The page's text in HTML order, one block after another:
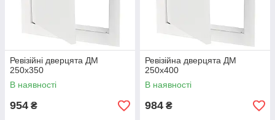
Ревізійні дверцята ДМ
250х350
В наявності
954 ₴
Ревізійна дверцята ДМ
250х400
В наявності
984 ₴